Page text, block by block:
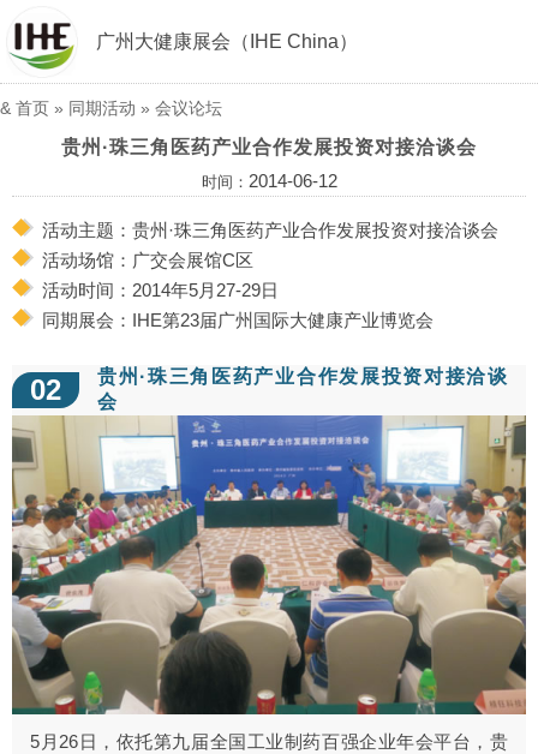
广州大健康展会（IHE China）
& 首页 » 同期活动 » 会议论坛
贵州·珠三角医药产业合作发展投资对接洽谈会
时间： 2014-06-12
活动主题：贵州·珠三角医药产业合作发展投资对接洽谈会
活动场馆：广交会展馆C区
活动时间：2014年5月27-29日
同期展会：IHE第23届广州国际大健康产业博览会
02
贵州·珠三角医药产业合作发展投资对接洽谈
会
5月26日，依托第九届全国工业制药百强企业年会平台，贵